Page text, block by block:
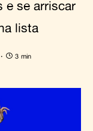
e se arriscar
lista
3 min